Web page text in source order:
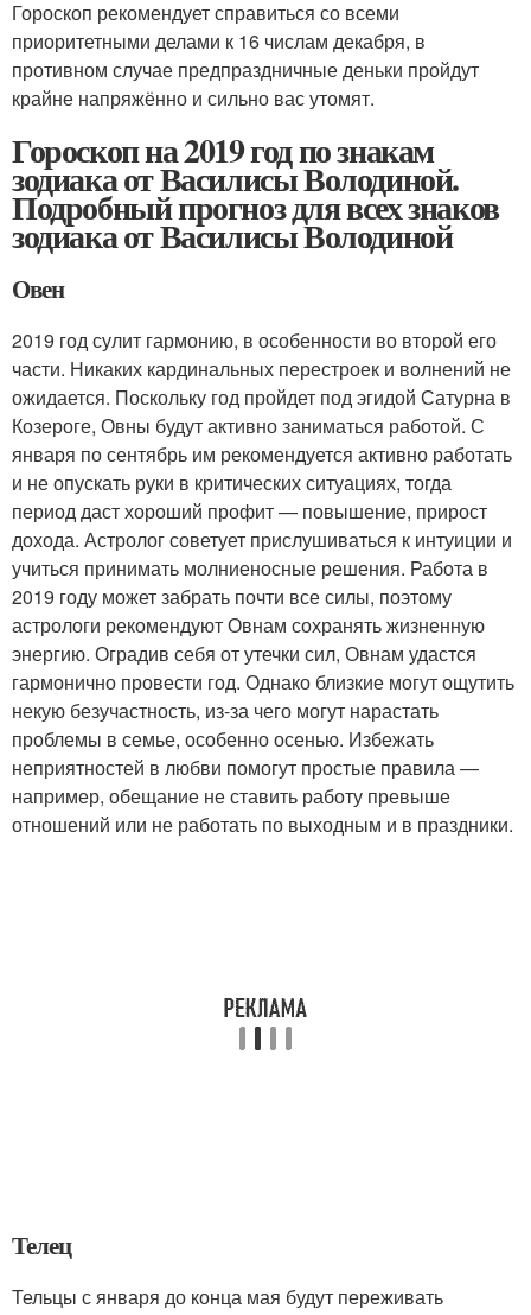
Гороскоп рекомендует справиться со всеми
приоритетными делами к 16 числам декабря, в
противном случае предпраздничные деньки пройдут
крайне напряжённо и сильно вас утомят.
Гороскоп на 2019 год по знакам
зодиака от Василисы Володиной.
Подробный прогноз для всех знаков
зодиака от Василисы Володиной
Овен
2019 год сулит гармонию, в особенности во второй его
части. Никаких кардинальных перестроек и волнений не
ожидается. Поскольку год пройдет под эгидой Сатурна в
Козероге, Овны будут активно заниматься работой. С
января по сентябрь им рекомендуется активно работать
и не опускать руки в критических ситуациях, тогда
период даст хороший профит — повышение, прирост
дохода. Астролог советует прислушиваться к интуиции и
учиться принимать молниеносные решения. Работа в
2019 году может забрать почти все силы, поэтому
астрологи рекомендуют Овнам сохранять жизненную
энергию. Оградив себя от утечки сил, Овнам удастся
гармонично провести год. Однако близкие могут ощутить
некую безучастность, из-за чего могут нарастать
проблемы в семье, особенно осенью. Избежать
неприятностей в любви помогут простые правила —
например, обещание не ставить работу превыше
отношений или не работать по выходным и в праздники.
Телец
Тельцы с января до конца мая будут переживать